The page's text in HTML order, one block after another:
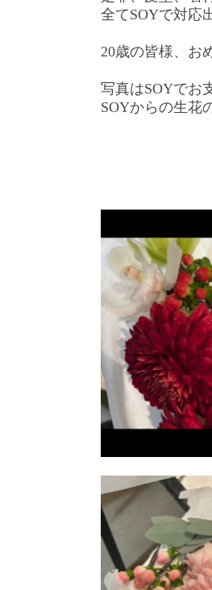
全てSOYで対応
20歳の皆様、お
写真はSOYでお
SOYからの生花